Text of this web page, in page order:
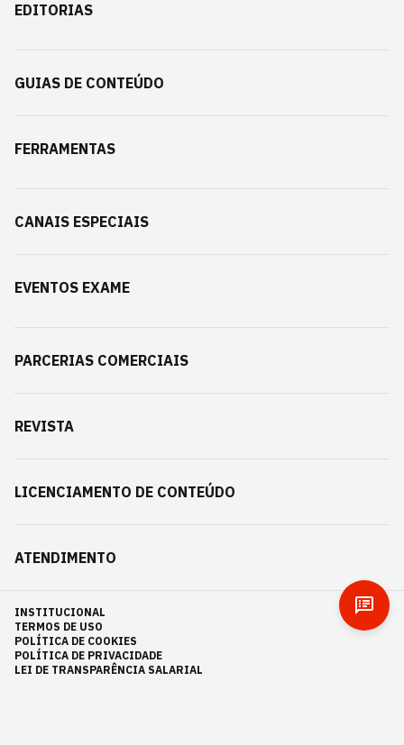
EDITORIAS
GUIAS DE CONTEÚDO
FERRAMENTAS
CANAIS ESPECIAIS
EVENTOS EXAME
PARCERIAS COMERCIAIS
REVISTA
LICENCIAMENTO DE CONTEÚDO
ATENDIMENTO
INSTITUCIONAL
TERMOS DE USO
POLÍTICA DE COOKIES
POLÍTICA DE PRIVACIDADE
LEI DE TRANSPARÊNCIA SALARIAL